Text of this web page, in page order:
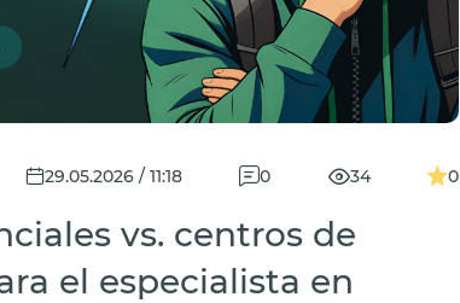
29.05.2026 / 11:18 0 34 0
vs. centros de
el especialista en